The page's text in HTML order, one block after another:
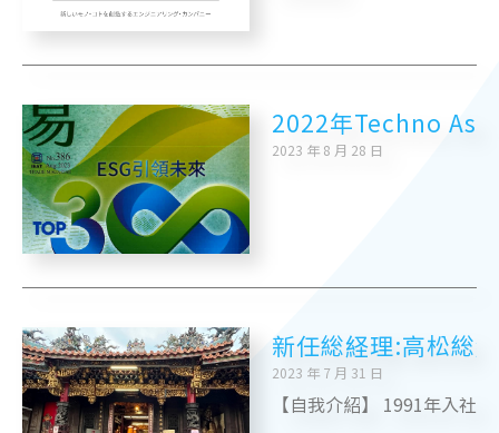
2022年Techno
2023 年 8 月 28 日
新任総経理:高松総
2023 年 7 月 31 日
【自我介紹】 1991年入社